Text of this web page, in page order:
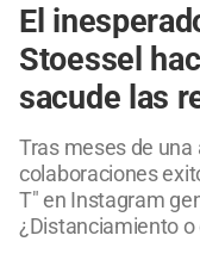
El
Stoessel
sacude las
Tras meses de
colaboraciones
T" en Instagram
¿Distanciamiento